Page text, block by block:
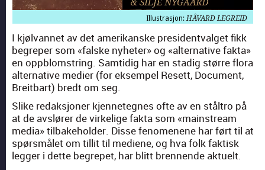
Illustrasjon:HÅVARD LEGREID
I kjøl­van­net av det amerikanske pres­i­dent­val­get fikk
begreper som «falske nyheter» og «alter­na­tive fak­ta»
en opp­blom­string. Sam­tidig har en stadig større flo­ra
alter­na­tive medi­er (for eksem­pel Resett, Doc­u­ment,
Bre­it­bart) bredt om seg.
Slike redak­sjon­er kjen­neteg­nes ofte av en stål­tro på
at de avs­lør­er de virke­lige fak­ta som «main­stream
media» tilbake­hold­er. Disse fenomenene har ført til at
spørsmålet om tillit til medi­ene, og hva folk fak­tisk
leg­ger i dette begrepet, har blitt bren­nende aktuelt.